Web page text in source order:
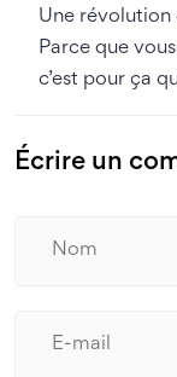
Une révolution
Parce que
c’est pour ça
Écrire un